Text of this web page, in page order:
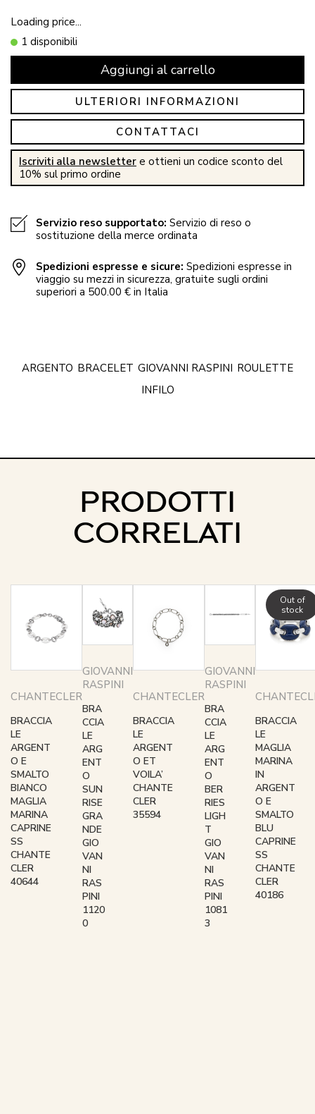
Loading price...
1 disponibili
Aggiungi al carrello
ULTERIORI INFORMAZIONI
CONTATTACI
Iscriviti alla newsletter e ottieni un codice sconto del
10% sul primo ordine
Servizio reso supportato: Servizio di reso o
sostituzione della merce ordinata
Spedizioni espresse e sicure: Spedizioni espresse in
viaggio su mezzi in sicurezza, gratuite sugli ordini
superiori a 500.00 € in Italia
ARGENTO BRACELET GIOVANNI RASPINI ROULETTE
INFILO
PRODOTTI
CORRELATI
CHANTECLER
BRACCIA
LE
ARGENT
O E
SMALTO
BIANCO
MAGLIA
MARINA
CAPRINE
SS
CHANTE
CLER
40644
GIOVANNI
RASPINI
BRA
CCIA
LE
ARG
ENT
O
SUN
RISE
GRA
NDE
GIO
VAN
NI
RAS
PINI
1120
0
CHANTECLER
BRACCIA
LE
ARGENT
O ET
VOILA’
CHANTE
CLER
35594
GIOVANNI
RASPINI
BRA
CCIA
LE
ARG
ENT
O
BER
RIES
LIGH
T
GIO
VAN
NI
RAS
PINI
1081
3
Out of
stock
BRACCIA
LE
MAGLIA
MARINA
IN
ARGENT
O E
SMALTO
BLU
CAPRINE
SS
CHANTE
CLER
40186